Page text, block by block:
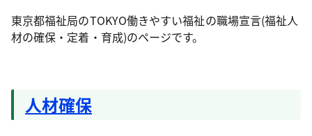
東京都福祉局のTOKYO働きやすい福祉の職場宣言(福祉人
材の確保・定着・育成)のページです。
人材確保